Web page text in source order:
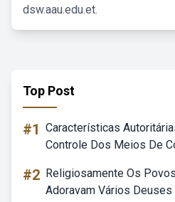
dsw.aau.edu.et.
Top Post
#1 Características
Controle Dos Meios De
#2 Religiosamente Os
Adoravam Vários Deuses